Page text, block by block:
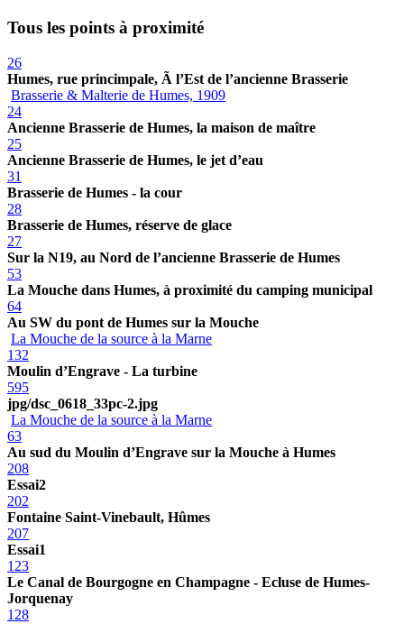
Tous les points à proximité
26
Humes, rue princimpale, Ã l’Est de l’ancienne Brasserie
Brasserie & Malterie de Humes, 1909
24
Ancienne Brasserie de Humes, la maison de maître
25
Ancienne Brasserie de Humes, le jet d’eau
31
Brasserie de Humes - la cour
28
Brasserie de Humes, réserve de glace
27
Sur la N19, au Nord de l’ancienne Brasserie de Humes
53
La Mouche dans Humes, à proximité du camping municipal
64
Au SW du pont de Humes sur la Mouche
La Mouche de la source à la Marne
132
Moulin d’Engrave - La turbine
595
jpg/dsc_0618_33pc-2.jpg
La Mouche de la source à la Marne
63
Au sud du Moulin d’Engrave sur la Mouche à Humes
208
Essai2
202
Fontaine Saint-Vinebault, Hûmes
207
Essai1
123
Le Canal de Bourgogne en Champagne - Ecluse de Humes-
Jorquenay
128